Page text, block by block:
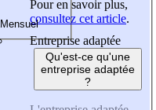
Pour en savoir plus,
consultez cet article.
Entreprise adaptée
Qu'est-ce qu'une
entreprise adaptée
?